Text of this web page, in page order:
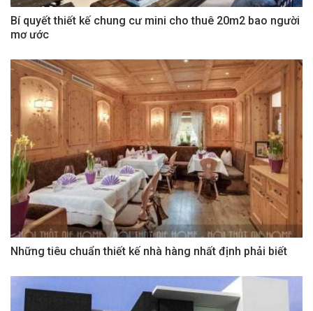
Bí quyết thiết kế chung cư mini cho thuê 20m2 bao người
mơ ước
Những tiêu chuẩn thiết kế nhà hàng nhất định phải biết